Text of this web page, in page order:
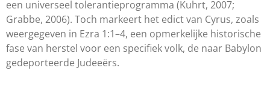
een universeel tolerantieprogramma (Kuhrt, 2007;
Grabbe, 2006). Toch markeert het edict van Cyrus, zoals
weergegeven in Ezra 1:1–4, een opmerkelijke historische
fase van herstel voor een specifiek volk, de naar Babylon
gedeporteerde Judeeërs.